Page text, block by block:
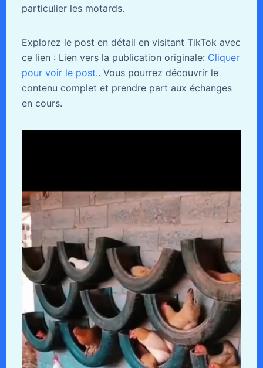
particulier les motards.
Explorez le post en détail en visitant TikTok avec
ce lien : Lien vers la publication originale: Cliquer
pour voir le post.. Vous pourrez découvrir le
contenu complet et prendre part aux échanges
en cours.